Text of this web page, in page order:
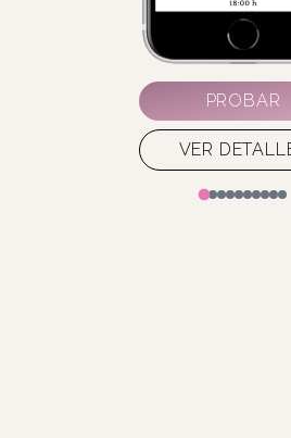
PROBAR
VER